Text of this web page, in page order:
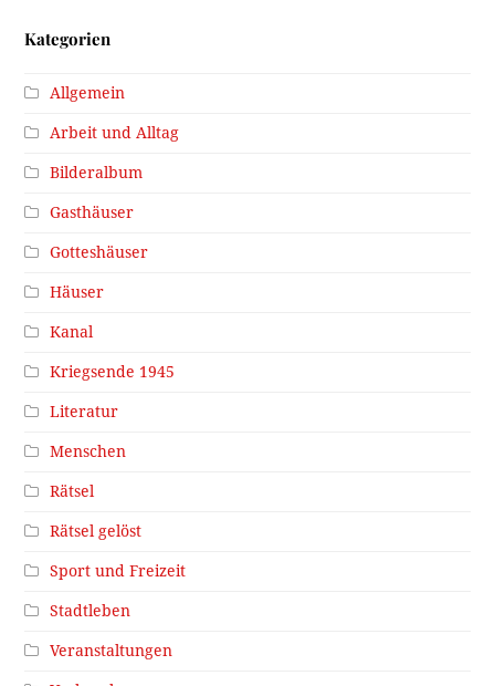
Kategorien
Allgemein
Arbeit und Alltag
Bilderalbum
Gasthäuser
Gotteshäuser
Häuser
Kanal
Kriegsende 1945
Literatur
Menschen
Rätsel
Rätsel gelöst
Sport und Freizeit
Stadtleben
Veranstaltungen